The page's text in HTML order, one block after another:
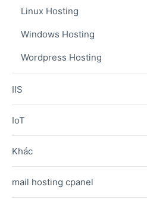
Linux Hosting
Windows Hosting
Wordpress Hosting
IIS
IoT
Khác
mail hosting cpanel